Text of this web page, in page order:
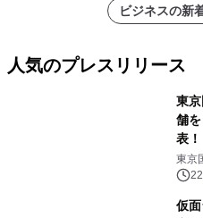
ビジネスの新
人気のプレスリリース
東
舗
表！
東京
仮